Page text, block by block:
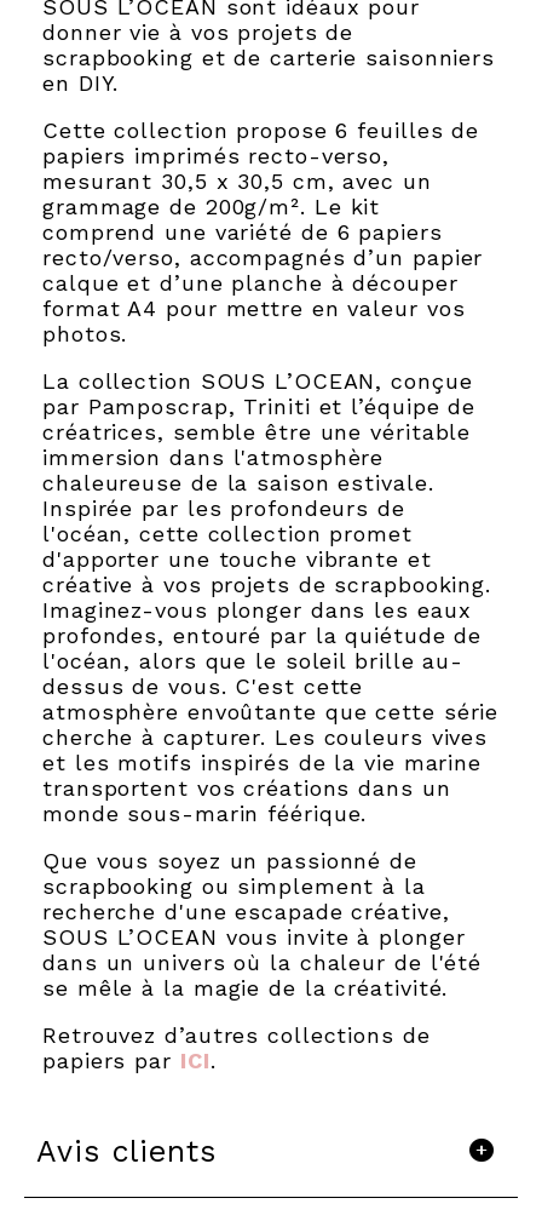
SOUS L’OCEAN sont idéaux pour
donner vie à vos projets de
scrapbooking et de carterie saisonniers
en DIY.
Cette collection propose 6 feuilles de
papiers imprimés recto-verso,
mesurant 30,5 x 30,5 cm, avec un
grammage de 200g/m². Le kit
comprend une variété de 6 papiers
recto/verso, accompagnés d’un papier
calque et d’une planche à découper
format A4 pour mettre en valeur vos
photos.
La collection SOUS L’OCEAN, conçue
par Pamposcrap, Triniti et l’équipe de
créatrices, semble être une véritable
immersion dans l'atmosphère
chaleureuse de la saison estivale.
Inspirée par les profondeurs de
l'océan, cette collection promet
d'apporter une touche vibrante et
créative à vos projets de scrapbooking.
Imaginez-vous plonger dans les eaux
profondes, entouré par la quiétude de
l'océan, alors que le soleil brille au-
dessus de vous. C'est cette
atmosphère envoûtante que cette série
cherche à capturer. Les couleurs vives
et les motifs inspirés de la vie marine
transportent vos créations dans un
monde sous-marin féérique.
Que vous soyez un passionné de
scrapbooking ou simplement à la
recherche d'une escapade créative,
SOUS L’OCEAN vous invite à plonger
dans un univers où la chaleur de l'été
se mêle à la magie de la créativité.
Retrouvez d’autres collections de
papiers par ICI.
Avis clients